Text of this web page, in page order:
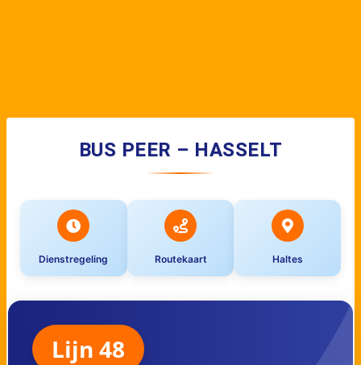
BUS PEER – HASSELT
Dienstregeling Routekaart Haltes
Lijn 48